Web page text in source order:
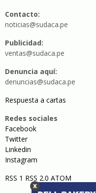
Contacto:
noticias@sudaca.pe
Publicidad:
ventas@sudaca.pe
Denuncia aquí:
denuncias@sudaca.pe
Respuesta a cartas
Redes sociales
Facebook
Twitter
Linkedin
Instagram
RSS 1 RSS 2.0 ATOM
x